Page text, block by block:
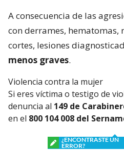
A consecuencia de las
con derrames,
cortes, lesiones
menos graves.
Violencia contra la mujer
Si eres víctima o testigo de
denuncia al 149 de
en el 800 104 008 del
¿ENCONTRASTE UN
ERROR?